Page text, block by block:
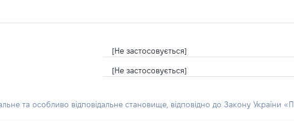
[Не застосовується]
[Не застосовується]
та особливо відповідальне становище, відповідно до Закону України